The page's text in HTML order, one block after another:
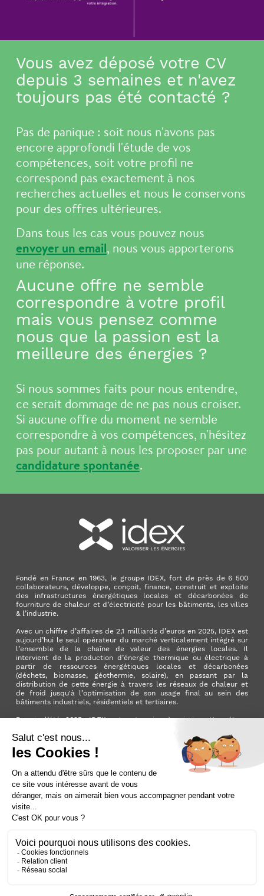
Vous avez déposé votre CV
depuis 3 semaines et n'avez
toujours pas été contacté ?
Pas de panique : soit nous n'avons pas
encore approfondi l'étude de vos
compétences, soit votre profil ne
correspond pas exactement à nos
recherches actuelles et nous le conservons
pour des offres ultérieures.
Dans tous les cas vous pouvez nous
envoyer un email, nous vous apporterons
une réponse.
Aucune offre ne semble
correspondre à votre profil
mais vous pensez comme
nous que la passion est la
meilleure des énergies ?
Si nous sommes faits pour nous entendre,
ce serait dommage de ne pas nous croiser.
Si aucune offre du moment ne semble
correspondre à vos compétences, n'hésitez
pas pour autant à nous les proposer par une
candidature spontanée.
Fondé en France en 1963, le groupe IDEX, fort de près de 6 500
collaborateurs, développe, conçoit, finance, construit et exploite
des infrastructures énergétiques locales et décarbonées de
fourniture de chaleur et d’électricité pour les bâtiments, les villes
& l’industrie.
Avec un chiffre d’affaires de 2,1 milliards d’euros en 2025, IDEX est
aujourd’hui le seul opérateur du marché verticalement intégré sur
l’ensemble de la chaîne de valeur des énergies locales. Il
intervient de la production d’énergie thermique ou électrique à
partir de ressources énergétiques locales et décarbonées
(déchets, biomasse, géothermie, solaire), en passant par la
distribution de cette énergie à travers les réseaux de chaleur et
de froid jusqu'à l’optimisation de son usage final au sein des
bâtiments industriels, résidentiels et tertiaires.
Depuis l’été 2025, IDEX est entreprise à mission. Une étape
positif pour la planète et pour la société.
FacebookInstagramYouTube
Mentions légales